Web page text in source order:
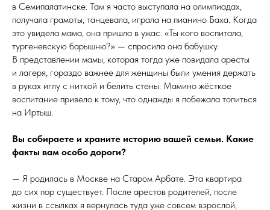
в Семипалатинске. Там я часто выступала на олимпиадах,
получала грамоты, танцевала, играла на пианино Баха. Когда
это увидела мама, она пришла в ужас. «Ты кого воспитала,
тургеневскую барышню?» — спросила она бабушку.
В представлении мамы, которая тогда уже повидала аресты
и лагеря, гораздо важнее для женщины были умения держать
в руках иглу с ниткой и белить стены. Мамино жёсткое
воспитание привело к тому, что однажды я побежала топиться
на Иртыш.
Вы собираете и храните историю вашей семьи. Какие
факты вам особо дороги?
— Я родилась в Москве на Старом Арбате. Эта квартира
до сих пор существует. После арестов родителей, после
жизни в ссылках я вернулась туда уже совсем взрослой,